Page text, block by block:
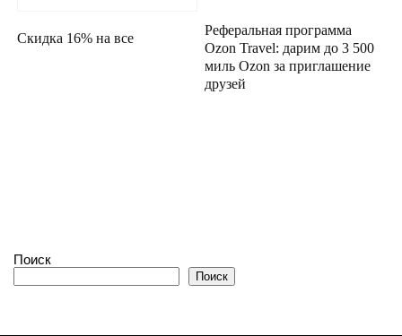
Скидка 16% на все
Реферальная программа
Ozon Travel: дарим до 3 500
миль Ozon за приглашение
друзей
Поиск
Поиск